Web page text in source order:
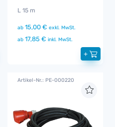
L 15 m
ab 15,00 € exkl. MwSt.
ab 17,85 € inkl. MwSt.
+
Artikel-Nr.: PE-000220